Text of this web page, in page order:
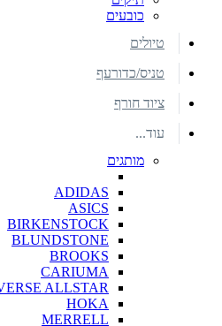
כובעים
טיולים
טניס/כדורעף
ציוד חורף
עוד...
מותגים
ADIDAS
ASICS
BIRKENSTOCK
BLUNDSTONE
BROOKS
CARIUMA
ALLSTAR
HOKA
MERRELL